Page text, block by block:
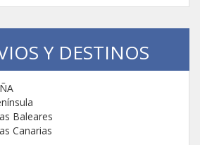
Y DESTINOS
Baleares
Canarias